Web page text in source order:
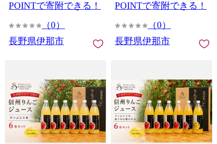
POINTで寄附できる！
（0）
長野県伊那市
POINTで寄附できる！
（0）
長野県伊那市